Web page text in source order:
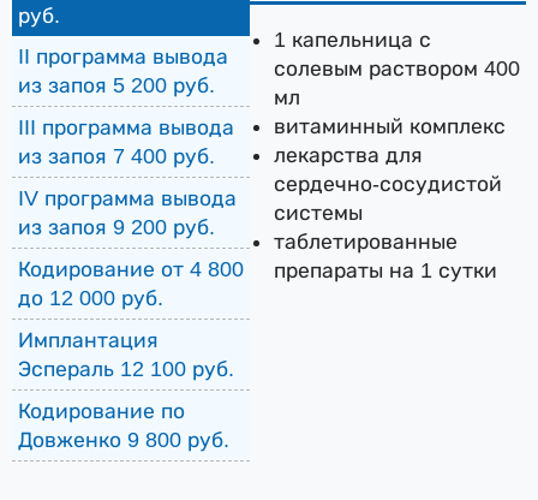
руб.
II программа вывода
из запоя 5 200 руб.
III программа вывода
из запоя 7 400 руб.
IV программа вывода
из запоя 9 200 руб.
Кодирование от 4 800
до 12 000 руб.
Имплантация
Эспераль 12 100 руб.
Кодирование по
Довженко 9 800 руб.
1 капельница с
солевым раствором 400
мл
витаминный комплекс
лекарства для
сердечно-сосудистой
системы
таблетированные
препараты на 1 сутки